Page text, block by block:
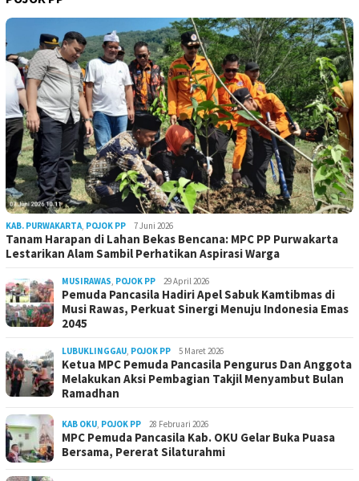
KAB. PURWAKARTA, POJOK PP 7 Juni 2026
Tanam Harapan di Lahan Bekas Bencana: MPC PP Purwakarta
Lestarikan Alam Sambil Perhatikan Aspirasi Warga
MUSIRAWAS, POJOK PP 29 April 2026
Pemuda Pancasila Hadiri Apel Sabuk Kamtibmas di
Musi Rawas, Perkuat Sinergi Menuju Indonesia Emas
2045
LUBUKLINGGAU, POJOK PP 5 Maret 2026
Ketua MPC Pemuda Pancasila Pengurus Dan Anggota
Melakukan Aksi Pembagian Takjil Menyambut Bulan
Ramadhan
KAB OKU, POJOK PP 28 Februari 2026
MPC Pemuda Pancasila Kab. OKU Gelar Buka Puasa
Bersama, Pererat Silaturahmi